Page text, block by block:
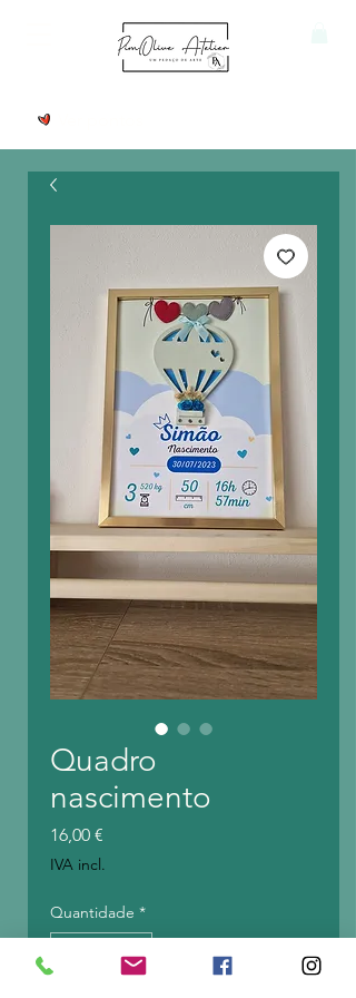
Quadro
nascimento
16,00 €
IVA incl.
Quantidade *